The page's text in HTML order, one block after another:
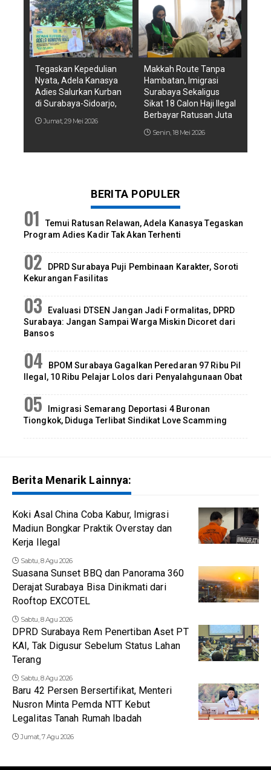
Tegaskan Kepedulian
Nyata, Adela Kanasya
Adies Salurkan Kurban
di Surabaya-Sidoarjo,
Jumat, 29 Mei 2026
Makkah Route Tanpa
Hambatan, Imigrasi
Surabaya Sekaligus
Sikat 18 Calon Haji Ilegal
Berbayar Ratusan Juta
Senin, 18 Mei 2026
BERITA POPULER
Temui Ratusan Relawan, Adela Kanasya Tegaskan
Program Adies Kadir Tak Akan Terhenti
DPRD Surabaya Puji Pembinaan Karakter, Soroti
Kekurangan Fasilitas
Evaluasi DTSEN Jangan Jadi Formalitas, DPRD
Surabaya: Jangan Sampai Warga Miskin Dicoret dari
Bansos
BPOM Surabaya Gagalkan Peredaran 97 Ribu Pil
Ilegal, 10 Ribu Pelajar Lolos dari Penyalahgunaan Obat
Imigrasi Semarang Deportasi 4 Buronan
Tiongkok, Diduga Terlibat Sindikat Love Scamming
Berita Menarik Lainnya:
Koki Asal China Coba Kabur, Imigrasi
Madiun Bongkar Praktik Overstay dan
Kerja Ilegal
Sabtu, 8 Agu 2026
Suasana Sunset BBQ dan Panorama 360
Derajat Surabaya Bisa Dinikmati dari
Rooftop EXCOTEL
Sabtu, 8 Agu 2026
DPRD Surabaya Rem Penertiban Aset PT
KAI, Tak Digusur Sebelum Status Lahan
Terang
Sabtu, 8 Agu 2026
Baru 42 Persen Bersertifikat, Menteri
Nusron Minta Pemda NTT Kebut
Legalitas Tanah Rumah Ibadah
Jumat, 7 Agu 2026